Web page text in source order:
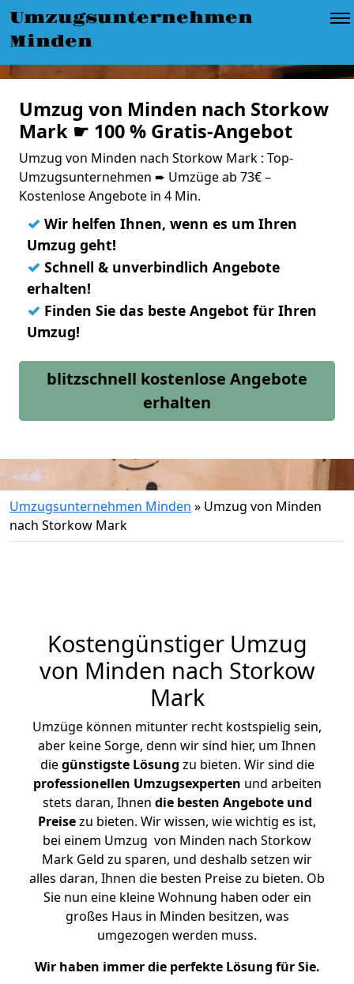
Umzugsunternehmen
Minden
Umzug von Minden nach Storkow
Mark ☛ 100 % Gratis-Angebot
Umzug von Minden nach Storkow Mark : Top-
Umzugsunternehmen ➨ Umzüge ab 73€ –
Kostenlose Angebote in 4 Min.
✓ Wir helfen Ihnen, wenn es um Ihren
Umzug geht!
✓ Schnell & unverbindlich Angebote
erhalten!
✓ Finden Sie das beste Angebot für Ihren
Umzug!
blitzschnell kostenlose Angebote
erhalten
Umzugsunternehmen Minden » Umzug von Minden
nach Storkow Mark
Kostengünstiger Umzug
von Minden nach Storkow
Mark
Umzüge können mitunter recht kostspielig sein,
aber keine Sorge, denn wir sind hier, um Ihnen
diegünstigste Lösung zu bieten. Wir sind die
professionellen Umzugsexperten und arbeiten
stets daran, Ihnen die besten Angebote und
Preisezu bieten. Wir wissen, wie wichtig es ist,
bei einem Umzug von Minden nach Storkow
Mark Geld zu sparen, und deshalb setzen wir
alles daran, Ihnen die besten Preise zu bieten. Ob
Sie nun eine kleine Wohnung haben oder ein
großes Haus in Minden besitzen, was
umgezogen werden muss.
Wir haben immer die perfekte Lösung für Sie.